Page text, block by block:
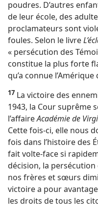
poudres. D’autres
de leur école, des
proclamateurs sont
foules. Selon le livre
« persécution des
constitue la plus forte
qu’a connue l’Amérique
17 La victoire des
1943, la Cour suprême
l’affaireAcadémie de
Cette fois-​ci, elle nous
fois dans l’histoire des
fait volte-face si
décision, la
nos frères et sœurs
victoire a pour
les droits de tous les